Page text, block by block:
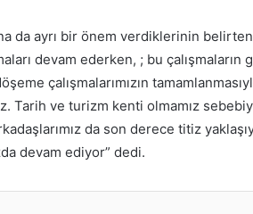
da ayrı bir önem verdiklerinin
devam ederken, ; bu çalışmaların
çalışmalarımızın
Tarih ve turizm kenti olmamız
da son derece titiz
devam ediyor” dedi.